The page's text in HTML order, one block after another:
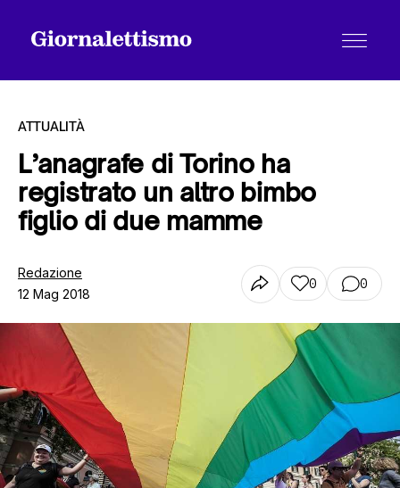
Tutti gli articoli
Chi siamo
Contatti
ATTUALITÀ
L’anagrafe di Torino ha
registrato un altro bimbo
figlio di due mamme
Redazione
12 Mag 2018
0 0